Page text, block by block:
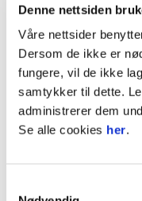
Denne nettsiden
Våre nettsider
Dersom de ikke er
fungere, vil de ikke
samtykker til dette.
administrerer dem
Se alle cookies her.
sette fingeren på,
unødvendige
i feltet. Ellers
snakket om at vi
samme måte, for
3-1. Det gjorde vi
igjen i andre
Kojo
Vi startet andre